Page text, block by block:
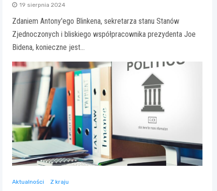
19 sierpnia 2024
Zdaniem Antony'ego Blinkena, sekretarza stanu Stanów
Zjednoczonych i bliskiego współpracownika prezydenta Joe
Bidena, konieczne jest…
Aktualności Z kraju